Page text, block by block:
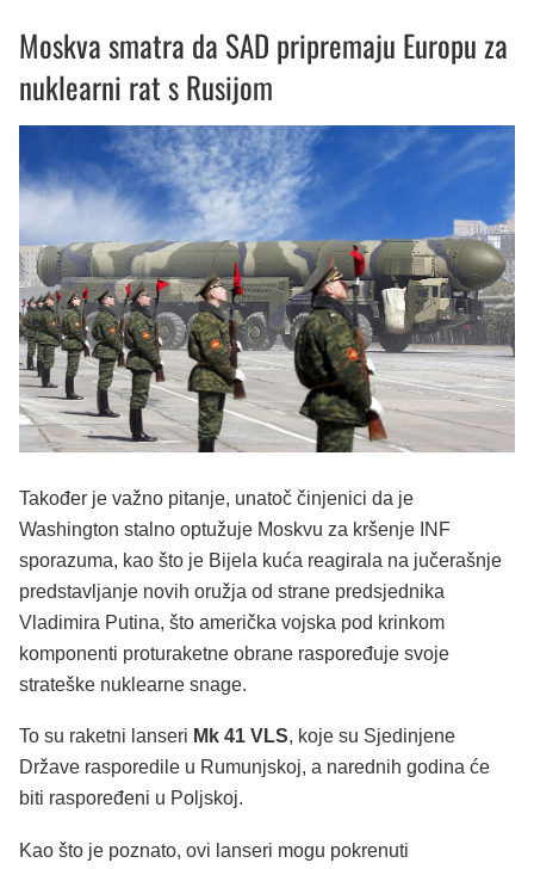
Moskva smatra da SAD pripremaju Europu za
nuklearni rat s Rusijom
Također je važno pitanje, unatoč činjenici da je
Washington stalno optužuje Moskvu za kršenje INF
sporazuma, kao što je Bijela kuća reagirala na jučerašnje
predstavljanje novih oružja od strane predsjednika
Vladimira Putina, što američka vojska pod krinkom
komponenti proturaketne obrane raspoređuje svoje
strateške nuklearne snage.
To su raketni lanseri Mk 41 VLS, koje su Sjedinjene
Države rasporedile u Rumunjskoj, a narednih godina će
biti raspoređeni u Poljskoj.
Kao što je poznato, ovi lanseri mogu pokrenuti